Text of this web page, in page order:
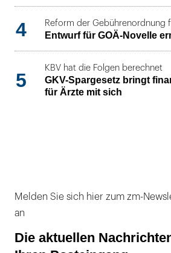
4 Reform der Gebührenordnung
Entwurf für GOÄ-Novelle
5
KBV hat die Folgen berechnet
GKV-Spargesetz bringt
für Ärzte mit sich
Melden Sie sich hier zum zm-
an
Die aktuellen